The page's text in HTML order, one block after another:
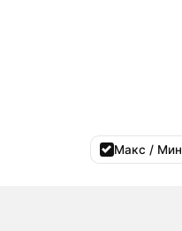
Макс / Мин